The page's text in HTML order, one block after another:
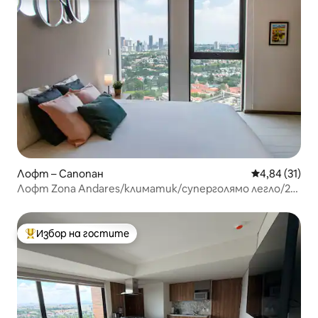
Лофт – Сапопан Средна
4,84 (31)
Лофт Zona Andares/климатик/суперголямо легло/22-
Най-популярен избор на гостите
Избор на гостите